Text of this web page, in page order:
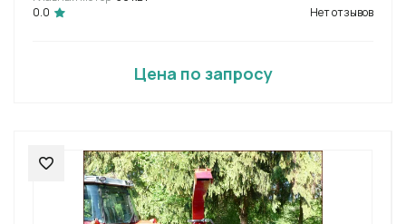
0.0
Нет отзывов
Цена по запросу